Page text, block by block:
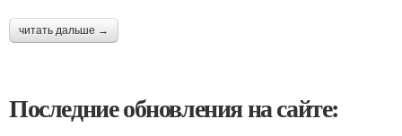
читать дальше →
Последние обновления на сайте: